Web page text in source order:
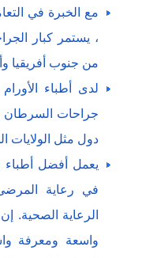
مع الخبرة في
، يستمر كبار
من جنوب أفريقيا
لدى أطباء
جراحات السرطان
دول مثل الولايات
يعمل أفضل أطباء
في رعاية
الرعاية الصحية.
واسعة ومعرفة